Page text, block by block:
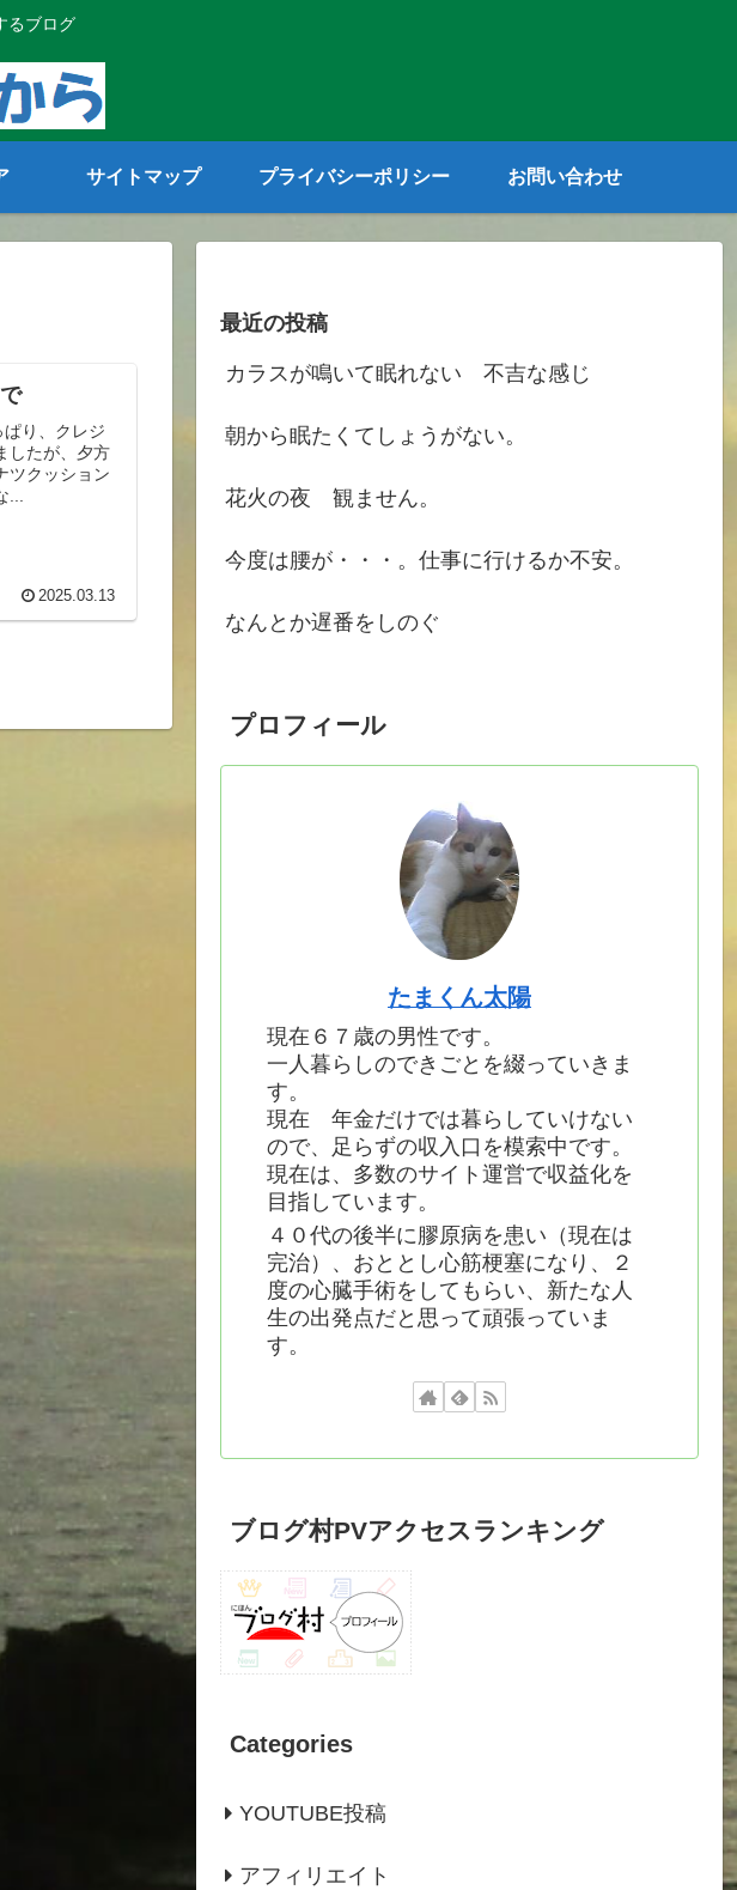
るブログ
サイトマップ プライバシーポリシー お問い合わせ
り、クレジ
したが、夕方
ツクッション
2025.03.13
最近の投稿
カラスが鳴いて眠れない 不吉な感じ
朝から眠たくてしょうがない。
花火の夜 観ません。
今度は腰が・・・。仕事に行けるか不安。
なんとか遅番をしのぐ
プロフィール
たまくん太陽
現在６７歳の男性です。
一人暮らしのできごとを綴っていきま
す。
現在 年金だけでは暮らしていけない
ので、足らずの収入口を模索中です。
現在は、多数のサイト運営で収益化を
目指しています。
４０代の後半に膠原病を患い（現在は
完治）、おととし心筋梗塞になり、２
度の心臓手術をしてもらい、新たな人
生の出発点だと思って頑張っていま
す。
ブログ村PVアクセスランキング
Categories
YOUTUBE投稿
アフィリエイト